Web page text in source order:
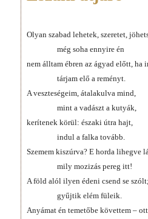
Olyan szabad lehetek, szeretet,
még soha ennyire én
nem álltam ébren az ágyad előtt, ha
tárjam elő a reményt.
A veszteségeim, átalakulva mind,
mint a vadászt a kutyák,
kerítenek körül: északi útra hajt,
indul a falka tovább.
Szemem kiszúrva? E horda lihegve
mily mozizás pereg itt!
A föld alól ilyen édeni csend se szólt;
gyűjtik elém füleik.
Anyámat én temetőbe követtem – ott